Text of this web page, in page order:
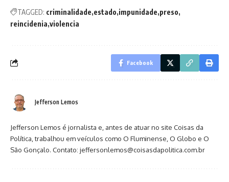
TAGGED: criminalidade estado impunidade preso
reincidenia violencia
Facebook
Jefferson Lemos
Jefferson Lemos é jornalista e, antes de atuar no site Coisas da
Política, trabalhou em veículos como O Fluminense, O Globo e O
São Gonçalo. Contato: jeffersonlemos@coisasdapolitica.com.br